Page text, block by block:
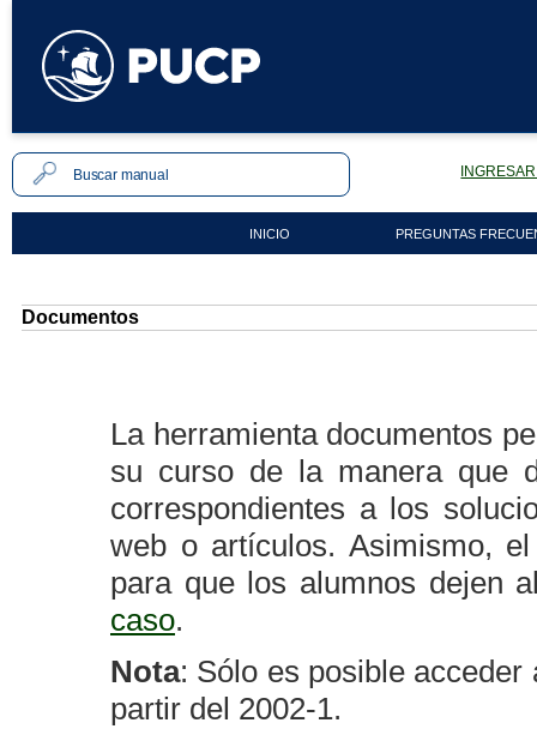
INICIO PREGUNTAS
Documentos
La herramienta documentos
su curso de la manera que
correspondientes a los
web o artículos. Asimismo,
para que los alumnos dejen
caso.
Nota: Sólo es posible
partir del 2002-1.